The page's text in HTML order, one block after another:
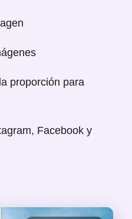
proporción para
Facebook y